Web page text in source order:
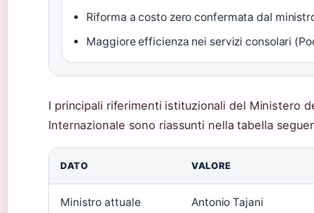
Riforma a costo zero confermata dal
Maggiore efficienza nei servizi consolari
I principali riferimenti istituzionali del Ministero
Internazionale sono riassunti nella tabella
DATO VALORE
Ministro attuale Antonio Tajani